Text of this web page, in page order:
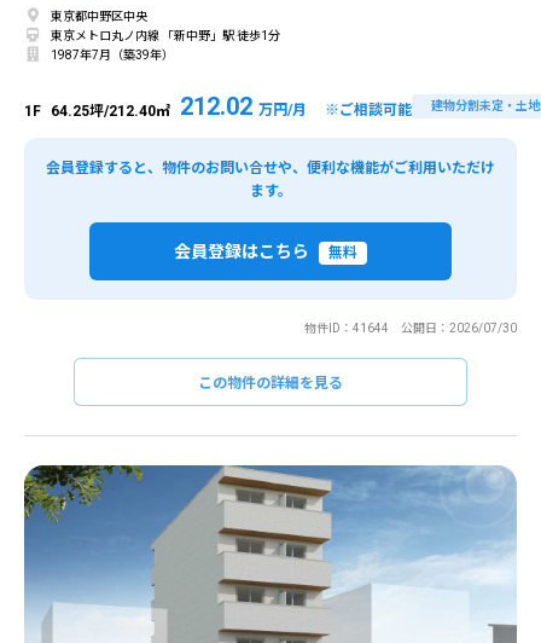
東京都中野区中央
東京メトロ丸ノ内線 「新中野」駅 徒歩1分
1987年7月（築39年）
1F 64.25坪/212.40㎡ 212.02 万円/月 ※ご相談可能 建物分割未定・土
会員登録すると、物件のお問い合せや、便利な機能がご利用いただけ
ます。
会員登録はこちら 無料
物件ID：41644 公開日：2026/07/30
この物件の詳細を見る